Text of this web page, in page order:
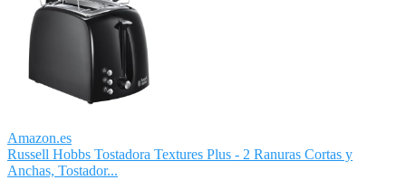
Amazon.es
Russell Hobbs Tostadora Textures Plus - 2 Ranuras Cortas y
Anchas, Tostador...